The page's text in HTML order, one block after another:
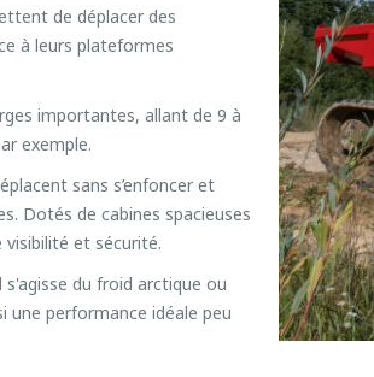
de déplacer des
à leurs plateformes
importantes, allant de 9 à
exemple.
sans s’enfoncer et
Dotés de cabines spacieuses
et sécurité.
du froid arctique ou
une performance idéale peu